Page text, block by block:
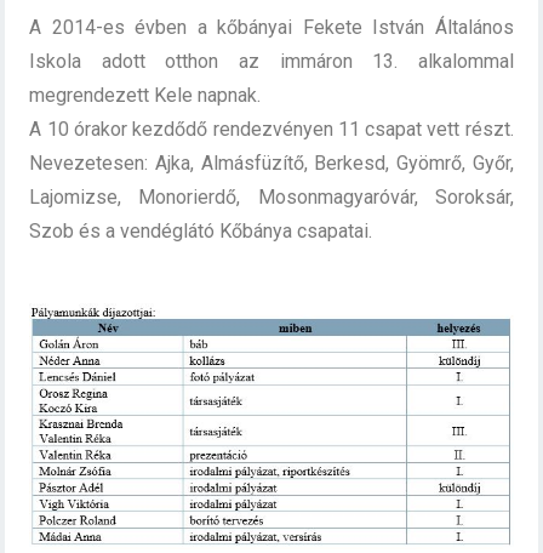
A 2014-es évben a kőbányai Fekete István Általános
Iskola adott otthon az immáron 13. alkalommal
megrendezett Kele napnak.
A 10 órakor kezdődő rendezvényen 11 csapat vett részt.
Nevezetesen: Ajka, Almásfüzítő, Berkesd, Gyömrő, Győr,
Lajomizse, Monorierdő, Mosonmagyaróvár, Soroksár,
Szob és a vendéglátó Kőbánya csapatai.